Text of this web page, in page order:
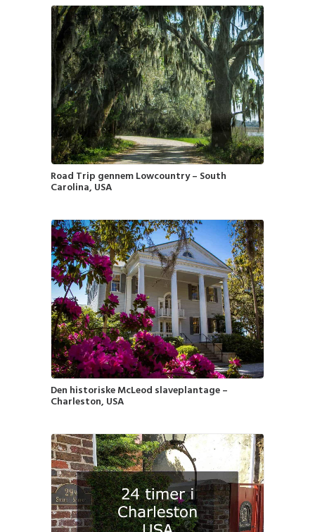
Road Trip gennem Lowcountry – South
Carolina, USA
Den historiske McLeod slaveplantage –
Charleston, USA